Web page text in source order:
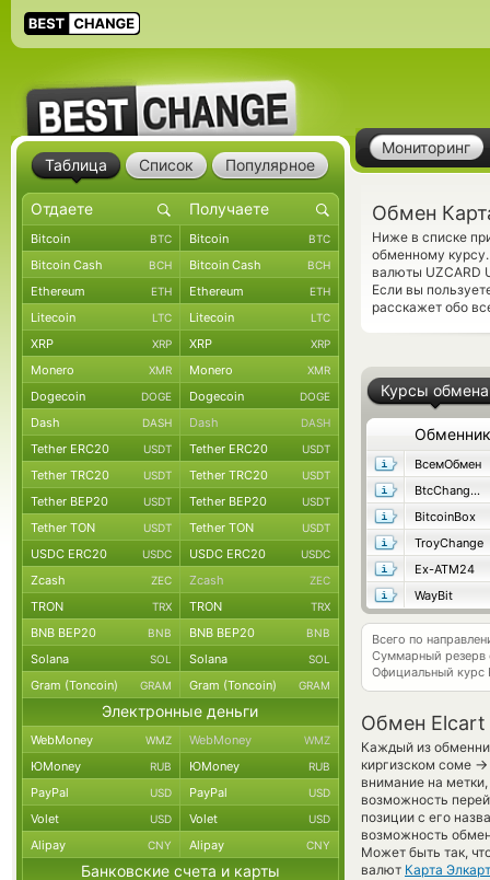
Мониторинг
Обмен
Ниже в списке
обменному
валюты UZCARD
Если вы
расскажет обо
Курсы обмена
Обменник
ВсемОбмен
BtcChange24
BitcoinBox
TroyChange
Ex-ATM24
WayBit
Всего по
Суммарный резерв
Официальный курс
Обмен Elcart
Каждый из
киргизском соме →
внимание на
возможность
позиции с его
возможность
Может быть так,
валют Карта
Таблица Список Популярное
Bitcoin BTC Bitcoin BTC
Bitcoin Cash BCH Bitcoin Cash BCH
Ethereum ETH Ethereum ETH
Litecoin LTC Litecoin LTC
XRP XRP XRP XRP
Monero XMR Monero XMR
Dogecoin DOGE Dogecoin DOGE
Dash DASH Dash DASH
Tether ERC20 USDT Tether ERC20 USDT
Tether TRC20 USDT Tether TRC20 USDT
Tether BEP20 USDT Tether BEP20 USDT
Tether TON USDT Tether TON USDT
USDC ERC20 USDC USDC ERC20 USDC
Zcash ZEC Zcash ZEC
TRON TRX TRON TRX
BNB BEP20 BNB BNB BEP20 BNB
Solana SOL Solana SOL
Gram (Toncoin) GRAM Gram (Toncoin) GRAM
Электронные деньги
WebMoney WMZ WebMoney WMZ
ЮMoney RUB ЮMoney RUB
PayPal USD PayPal USD
Volet USD Volet USD
Alipay CNY Alipay CNY
Банковские счета и карты